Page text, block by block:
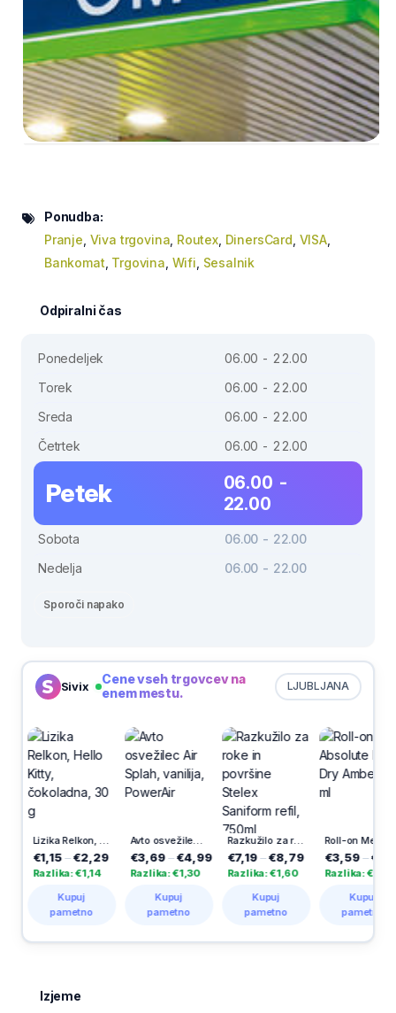
Ponudba:
Pranje Viva trgovina Routex, DinersCard VISA,
Bankomat Trgovina Wifi Sesalnik
Odpiralni čas
Ponedeljek
06.00 - 22.00
Torek
06.00 - 22.00
Sreda
06.00 - 22.00
Četrtek
06.00 - 22.00
Petek
06.00 -
22.00
Sobota
06.00 - 22.00
Nedelja
06.00 - 22.00
Sporoči napako
Sivix LJUBLJANA
Cene vseh trgovcev na
enem mestu.
Lizika Relkon, Hello Kitty, čokoladna, 30 g
€1,15–€2,29
Razlika: €1,14
Kupuj
pametno
Avto osvežilec Air Splah, vanilija, PowerAir
€3,69 –€4,99
Razlika: €1,30
Kupuj
pametno
Razkužilo za roke in površine Stelex Saniform refil, 750ml
€7,19–€8,79
Razlika: €1,60
Kupuj
pametno
Roll-on Men Absolute Extra Dry Amber, 50 ml
€3,59 –€5,09
Razlika: €1,50
Kupuj
pametno
Izjeme